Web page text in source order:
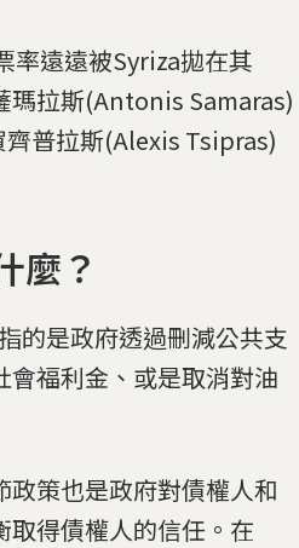
率遠遠被Syriza拋在其
瑪拉斯(Antonis Samaras)
普拉斯(Alexis Tsipras)
麼？
的是政府透過刪減公共支
福利金、或是取消對油
策也是政府對債權人和
得債權人的信任。在